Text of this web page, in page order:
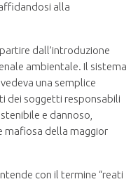
alla
dall’introduzione
ambientale. Il sistema
una semplice
dei soggetti responsabili
e dannoso,
della maggior
con il termine “reati